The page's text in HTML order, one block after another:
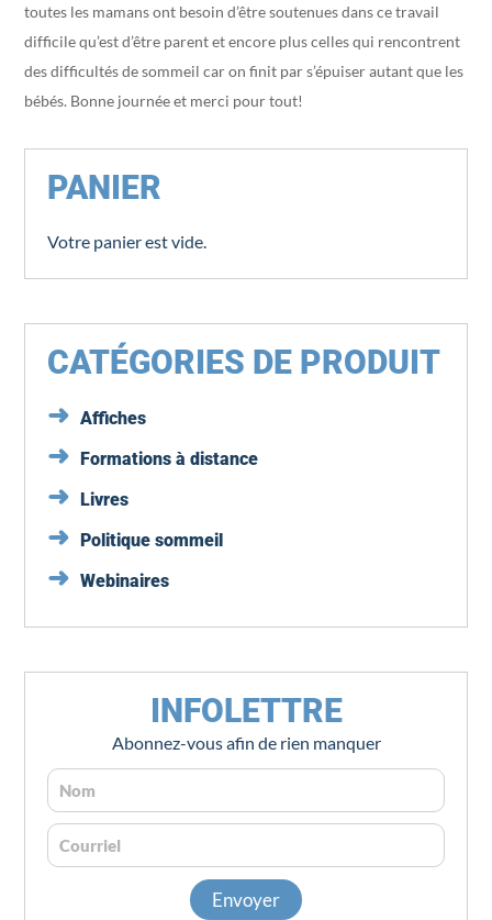
toutes les mamans ont besoin d’être soutenues dans ce travail
difficile qu’est d’être parent et encore plus celles qui rencontrent
des difficultés de sommeil car on finit par s’épuiser autant que les
bébés. Bonne journée et merci pour tout!
PANIER
Votre panier est vide.
CATÉGORIES DE PRODUIT
Affiches
Formations à distance
Livres
Politique sommeil
Webinaires
INFOLETTRE
Abonnez-vous afin de rien manquer